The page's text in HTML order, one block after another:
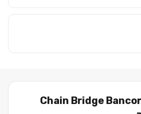
Chain Bridge